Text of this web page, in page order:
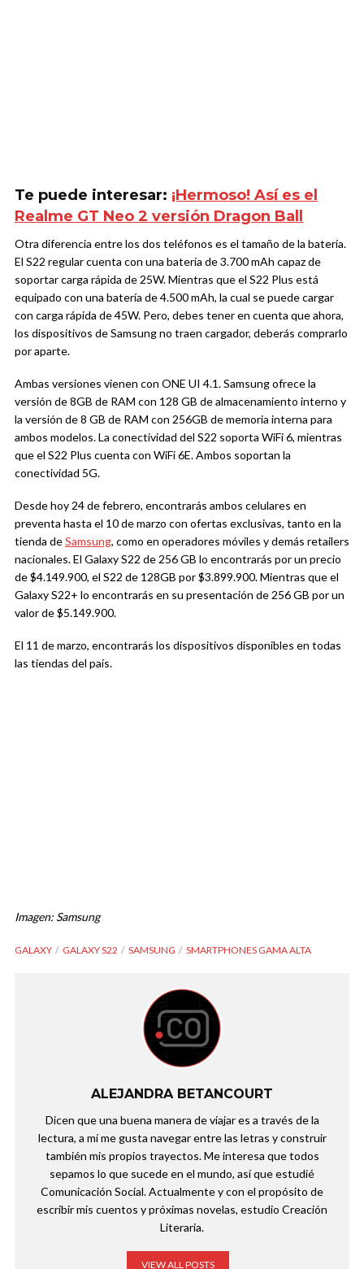
Te puede interesar: ¡Hermoso! Así es el
Realme GT Neo 2 versión Dragon Ball
Otra diferencia entre los dos teléfonos es el tamaño de la batería.
El S22 regular cuenta con una batería de 3.700 mAh capaz de
soportar carga rápida de 25W. Mientras que el S22 Plus está
equipado con una batería de 4.500 mAh, la cual se puede cargar
con carga rápida de 45W. Pero, debes tener en cuenta que ahora,
los dispositivos de Samsung no traen cargador, deberás comprarlo
por aparte.
Ambas versiones vienen con ONE UI 4.1. Samsung ofrece la
versión de 8GB de RAM con 128 GB de almacenamiento interno y
la versión de 8 GB de RAM con 256GB de memoria interna para
ambos modelos. La conectividad del S22 soporta WiFi 6, mientras
que el S22 Plus cuenta con WiFi 6E. Ambos soportan la
conectividad 5G.
Desde hoy 24 de febrero, encontrarás ambos celulares en
preventa hasta el 10 de marzo con ofertas exclusivas, tanto en la
tienda deSamsung, como en operadores móviles y demás retailers
nacionales. El Galaxy S22 de 256 GB lo encontrarás por un precio
de $4.149.900, el S22 de 128GB por $3.899.900. Mientras que el
Galaxy S22+ lo encontrarás en su presentación de 256 GB por un
valor de $5.149.900.
El 11 de marzo, encontrarás los dispositivos disponibles en todas
las tiendas del país.
Imagen: Samsung
GALAXY GALAXY S22 SAMSUNG SMARTPHONES GAMA ALTA
ALEJANDRA BETANCOURT
Dicen que una buena manera de viajar es a través de la
lectura, a mí me gusta navegar entre las letras y construir
también mis propios trayectos. Me interesa que todos
sepamos lo que sucede en el mundo, así que estudié
Comunicación Social. Actualmente y con el propósito de
escribir mis cuentos y próximas novelas, estudio Creación
Literaria.
VIEW ALL POSTS